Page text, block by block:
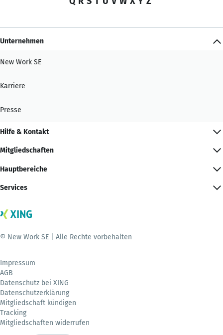
Unternehmen
New Work SE
Karriere
Presse
Hilfe & Kontakt
Mitgliedschaften
Hauptbereiche
Services
© New Work SE | Alle Rechte vorbehalten
Impressum
AGB
Datenschutz bei XING
Datenschutzerklärung
Mitgliedschaft kündigen
Tracking
Mitgliedschaften widerrufen